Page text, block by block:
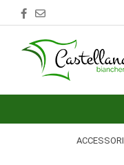
ACCESSORI
ACCESSORI